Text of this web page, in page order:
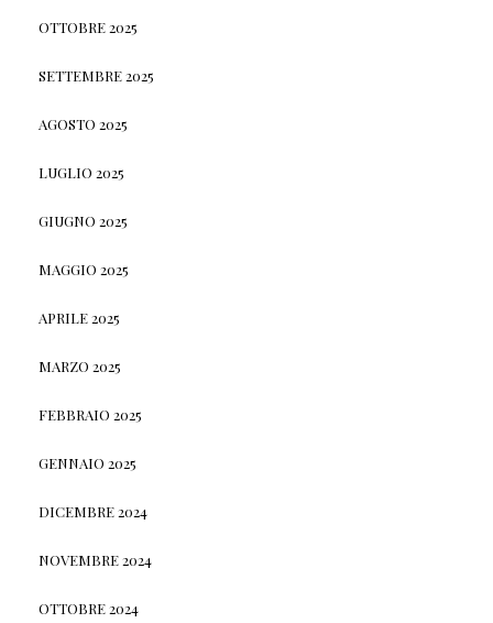
OTTOBRE 2025
SETTEMBRE 2025
AGOSTO 2025
LUGLIO 2025
GIUGNO 2025
MAGGIO 2025
APRILE 2025
MARZO 2025
FEBBRAIO 2025
GENNAIO 2025
DICEMBRE 2024
NOVEMBRE 2024
OTTOBRE 2024